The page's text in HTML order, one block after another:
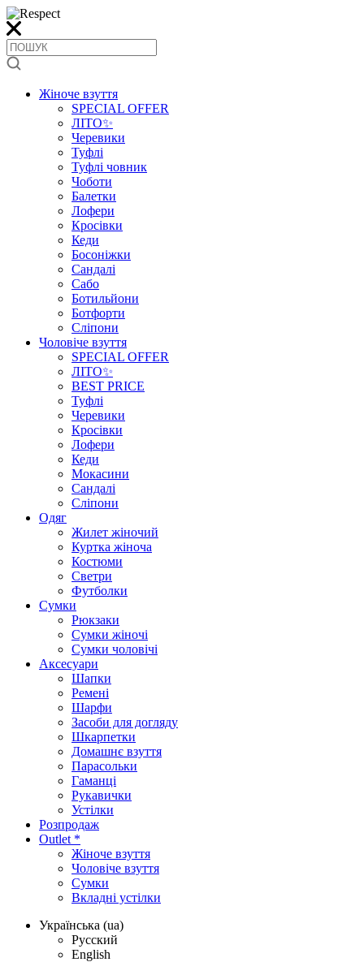
Жіноче взуття
SPECIAL OFFER
ЛІТО✨
Черевики
Туфлі
Туфлі човник
Чоботи
Балетки
Лофери
Кросівки
Кеди
Босоніжки
Сандалі
Сабо
Ботильйони
Ботфорти
Сліпони
Чоловіче взуття
SPECIAL OFFER
ЛІТО✨
BEST PRICE
Туфлі
Черевики
Кросівки
Лофери
Кеди
Мокасини
Сандалі
Сліпони
Одяг
Жилет жіночий
Куртка жіноча
Костюми
Светри
Футболки
Сумки
Рюкзаки
Сумки жіночі
Сумки чоловічі
Аксеcуари
Шапки
Ремені
Шарфи
Засоби для догляду
Шкарпетки
Домашнє взуття
Парасольки
Гаманці
Рукавички
Устілки
Розпродаж
Outlet *
Жіноче взуття
Чоловіче взуття
Сумки
Вкладні устілки
Українська (ua)
Русский
English